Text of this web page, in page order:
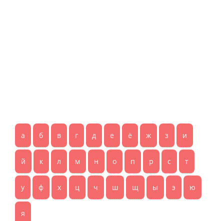
а б в г д е ё ж з и
й к л м н о п р с т
у ф х ц ч ш щ ы э ю
я